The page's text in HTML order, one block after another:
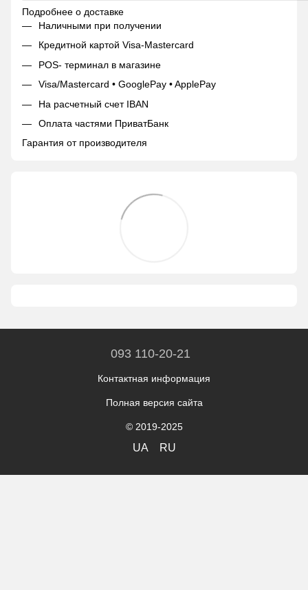
Подробнее о доставке
Наличными при получении
Кредитной картой Visa-Mastercard
POS- терминал в магазине
Visa/Mastercard • GooglePay • ApplePay
На расчетный счет IBAN
Оплата частями ПриватБанк
Гарантия от производителя
093 110-20-21
Контактная информация
Полная версия сайта
© 2019-2025
UA RU